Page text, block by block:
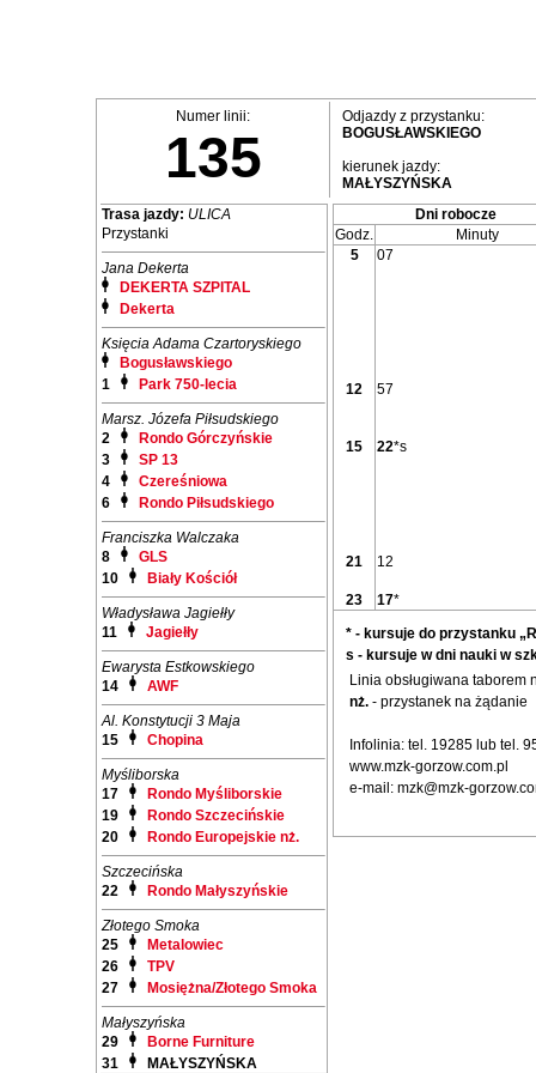
Numer linii:
135
Odjazdy z przystanku:
BOGUSŁAWSKIEGO
kierunek jazdy:
MAŁYSZYŃSKA
Trasa jazdy: ULICA
Przystanki
Jana Dekerta
DEKERTA SZPITAL
Dekerta
Księcia Adama Czartoryskiego
Bogusławskiego
1
Park 750-lecia
Marsz. Józefa Piłsudskiego
2
Rondo Górczyńskie
3
SP 13
4
Czereśniowa
6
Rondo Piłsudskiego
Franciszka Walczaka
8
GLS
10
Biały Kościół
Władysława Jagiełły
11
Jagiełły
Ewarysta Estkowskiego
14
AWF
Al. Konstytucji 3 Maja
15
Chopina
Myśliborska
17
Rondo Myśliborskie
19
Rondo Szczecińskie
20
Rondo Europejskie nż.
Szczecińska
22
Rondo Małyszyńskie
Złotego Smoka
25
Metalowiec
26
TPV
27
Mosiężna/Złotego Smoka
Małyszyńska
29
Borne Furniture
31
MAŁYSZYŃSKA
Dni robocze
Godz.
Minuty
5
07
12 57
15 22*s
21 12
23 17*
* - kursuje do przystanku
s - kursuje w dni nauki w
Linia obsługiwana taborem
nż. - przystanek na żądanie
Infolinia: tel. 19285 lub tel.
www.mzk-gorzow.com.pl
e-mail: mzk@mzk-